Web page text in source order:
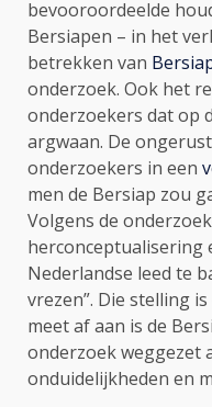
bevooroordeelde
Bersiapen – in het
betrekken van
onderzoek. Ook het
onderzoekers dat op
argwaan. De
onderzoekers in een
men de Bersiap zou
Volgens de
herconceptualisering
Nederlandse leed te
vrezen”. Die stelling
meet af aan is de
onderzoek weggezet
onduidelijkheden en